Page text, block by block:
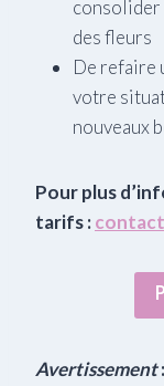
consolider
des fleurs
De refaire
votre
nouveaux
Pour plus
tarifs :contact
Avertissement